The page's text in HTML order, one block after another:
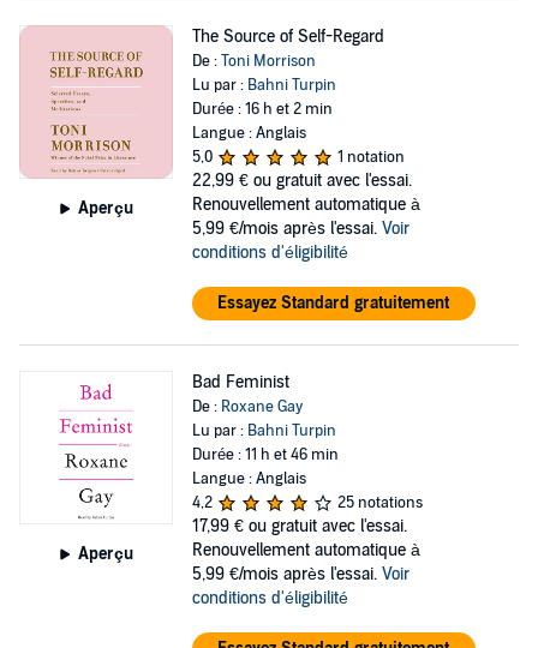
Aperçu
The Source of Self-Regard
De :Toni Morrison
Lu par : Bahni Turpin
Durée : 16 h et 2 min
Langue : Anglais
5,0
1 notation
22,99 € ou gratuit avec l'essai.
Renouvellement automatique à
5,99 €/mois après l'essai. Voir
conditions d'éligibilité
Essayez Standard gratuitement
Aperçu
Bad Feminist
De : Roxane Gay
Lu par : Bahni Turpin
Durée : 11 h et 46 min
Langue : Anglais
4,2
25 notations
17,99 € ou gratuit avec l'essai.
Renouvellement automatique à
5,99 €/mois après l'essai. Voir
conditions d'éligibilité